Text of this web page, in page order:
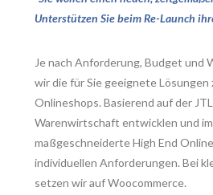
Unterstützen Sie beim Re-Launch
Je nach Anforderung, Budget und
wir die für Sie geeignete
Onlineshops. Basierend auf der
Warenwirtschaft entwicklen und
maßgeschneiderte High End
individuellen Anforderungen. Bei
setzen wir auf Woocommerce.